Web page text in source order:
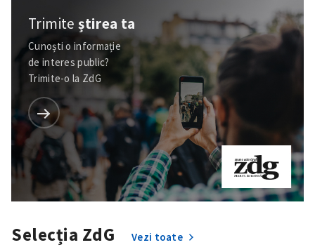
Trimiteștirea ta
Cunoști o informație
de interes public?
Trimite-o la ZdG
Selecția ZdG Vezi toate